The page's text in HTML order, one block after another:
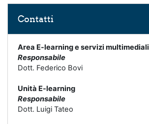
Contatti
Area E-learning e servizi multimediali
Responsabile
Dott. Federico Bovi
Unità E-learning
Responsabile
Dott. Luigi Tateo